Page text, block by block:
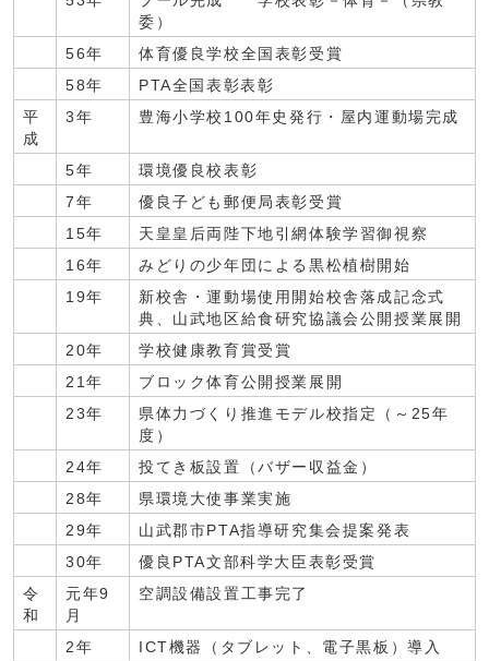
委）
56年
体育優良学校全国表彰受賞
58年
PTA全国表彰表彰
平
成
3年 豊海小学校100年史発行・屋内運動場完成
5年
環境優良校表彰
7年
優良子ども郵便局表彰受賞
15年
天皇皇后両陛下地引網体験学習御視察
16年
みどりの少年団による黒松植樹開始
19年
新校舎・運動場使用開始校舎落成記念式
典、山武地区給食研究協議会公開授業展開
20年
学校健康教育賞受賞
21年
ブロック体育公開授業展開
23年
県体力づくり推進モデル校指定（～25年
度）
24年
投てき板設置（バザー収益金）
28年
県環境大使事業実施
29年
山武郡市PTA指導研究集会提案発表
30年
優良PTA文部科学大臣表彰受賞
令
和
元年9
月
空調設備設置工事完了
2年
ICT機器（タブレット、電子黒板）導入